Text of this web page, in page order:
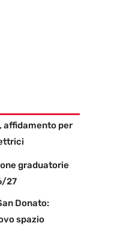
affidamento per
graduatorie
27
Donato:
spazio